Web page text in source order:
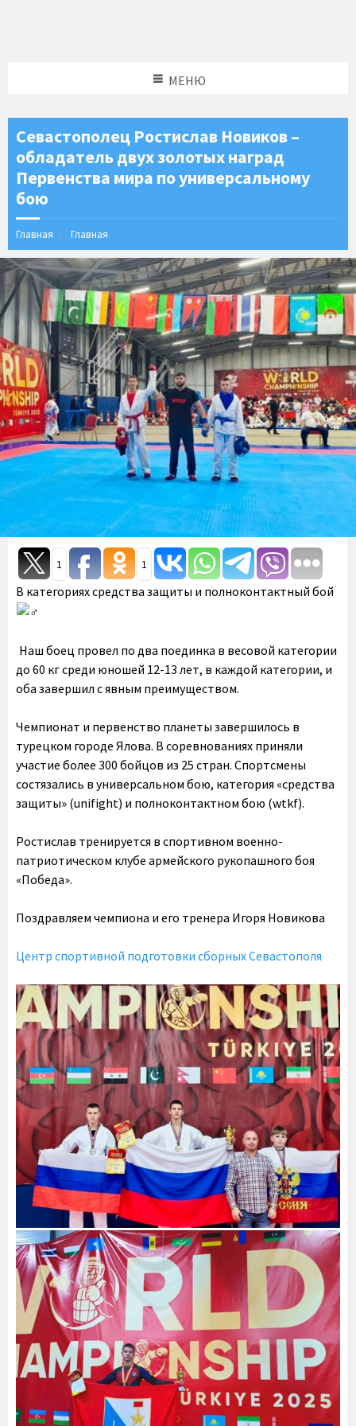
МЕНЮ
Севастополец Ростислав Новиков –
обладатель двух золотых наград
Первенства мира по универсальному
бою
Главная Главная
1 1
В категориях средства защиты и полноконтактный бой
Наш боец провел по два поединка в весовой категории
до 60 кг среди юношей 12-13 лет, в каждой категории, и
оба завершил с явным преимуществом.
Чемпионат и первенство планеты завершилось в
турецком городе Ялова. В соревнованиях приняли
участие более 300 бойцов из 25 стран. Спортсмены
состязались в универсальном бою, категория «средства
защиты» (unifight) и полноконтактном бою (wtkf).
Ростислав тренируется в спортивном военно-
патриотическом клубе армейского рукопашного боя
«Победа».
Поздравляем чемпиона и его тренера Игоря Новикова
Центр спортивной подготовки сборных Севастополя